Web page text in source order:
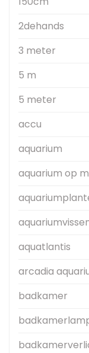
2dehands
3 meter
5 m
5 meter
accu
aquarium
aquarium op
aquatlantis
arcadia
badkamer